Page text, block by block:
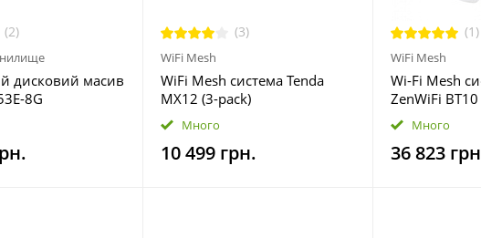
(2)
дисковий масив
8G
(3)
WiFi Mesh
WiFi Mesh система Tenda
MX12 (3-pack)
Много
10 499 грн.
(1)
WiFi Mesh
Wi-Fi Mesh
ZenWiFi
(90IG08Y0-
Много
36 823